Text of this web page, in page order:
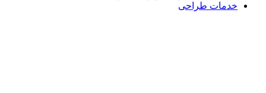
خدمات طراحی